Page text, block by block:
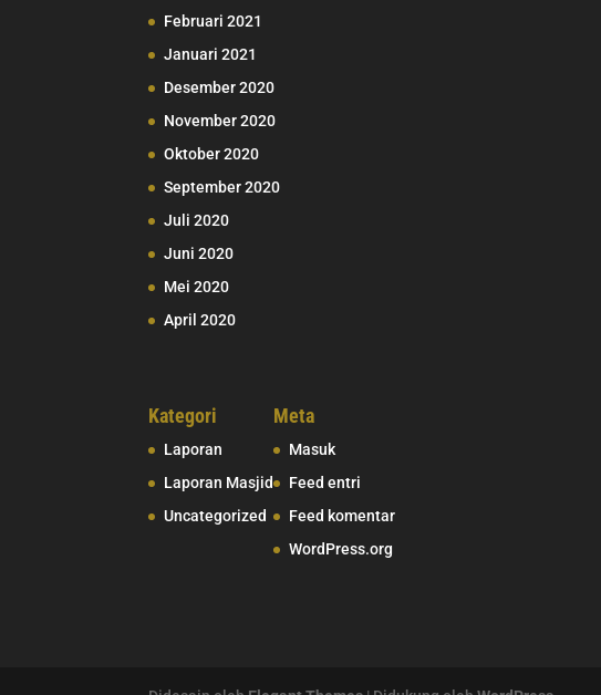
Februari 2021
Januari 2021
Desember 2020
November 2020
Oktober 2020
September 2020
Juli 2020
Juni 2020
Mei 2020
April 2020
Kategori
Laporan
Laporan Masjid
Uncategorized
Meta
Masuk
Feed entri
Feed komentar
WordPress.org